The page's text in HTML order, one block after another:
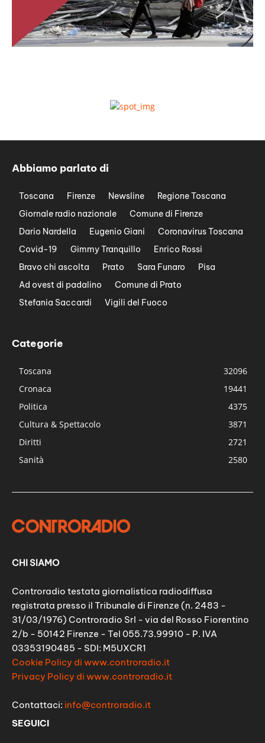
Abbiamo parlato di
Toscana Firenze Newsline
Regione Toscana
Giornale radio nazionale
Comune di Firenze
Dario Nardella
Eugenio Giani
Coronavirus Toscana
Covid-19
Gimmy Tranquillo
Enrico Rossi
Bravo chi ascolta
Prato Sara Funaro
Pisa
Ad ovest di padalino
Comune di Prato
Stefania Saccardi
Vigili del Fuoco
Categorie
Toscana
32096
Cronaca
19441
Politica
4375
Cultura & Spettacolo
3871
Diritti
2721
Sanità
2580
CHI SIAMO
Controradio testata giornalistica radiodiffusa
registrata presso il Tribunale di Firenze (n. 2483 -
31/03/1976) Controradio Srl - via del Rosso Fiorentino
2/b - 50142 Firenze - Tel 055.73.99910 - P. IVA
03353190485 - SDI: M5UXCR1
Cookie Policy di www.controradio.it
Privacy Policy di www.controradio.it
Contattaci: info@controradio.it
SEGUICI